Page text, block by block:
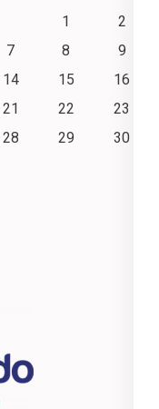
1
2
7 8
9
14 15
16
21 22
23
28 29
30